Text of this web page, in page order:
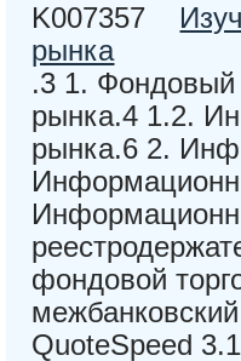
K007357
рынка
.3 1.
рынка.4 1.2.
рынка.6 2.
фондовой
QuoteSpeed